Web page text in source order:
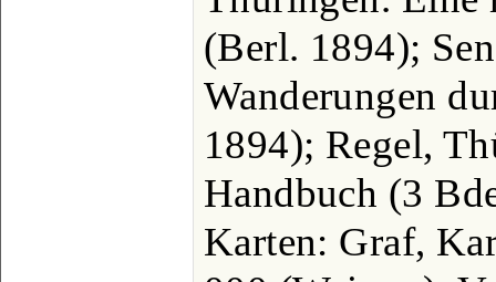
(Berl. 1894);
Wanderungen
1894); Regel,
Handbuch (3
Karten: Graf,